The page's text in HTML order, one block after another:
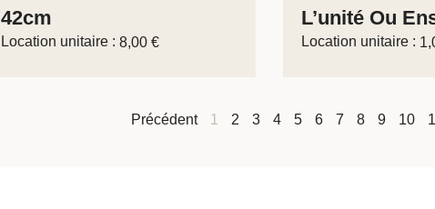
42cm
Location unitaire : 8,00 €
L’unité Ou
Location unitaire :
Précédent 1 2 3 4 5 6 7 8 9 10